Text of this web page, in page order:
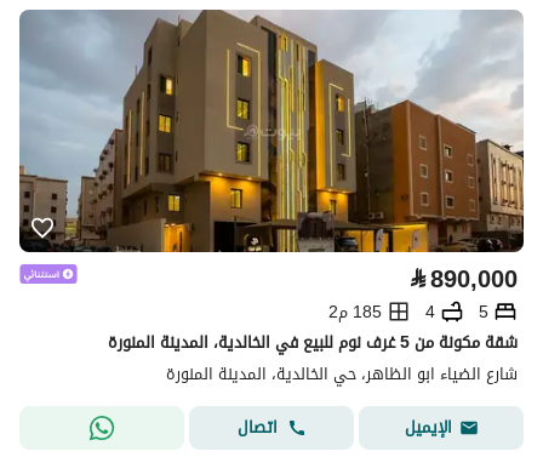
⃁890,000
5
4
185 م2
شقة مكونة من 5 غرف نوم للبيع في الخالدية، المدينة المنورة
شارع الضياء ابو الظاهر، حي الخالدية، المدينة المنورة
الإيميل
اتصال